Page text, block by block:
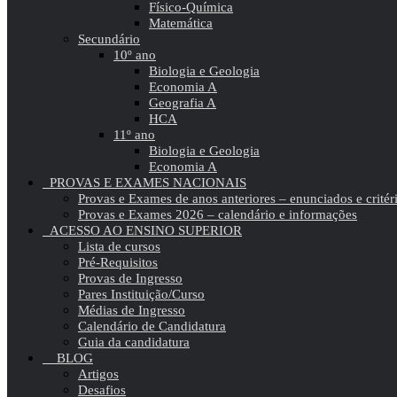
Físico-Química
Matemática
Secundário
10º ano
Biologia e Geologia
Economia A
Geografia A
HCA
11º ano
Biologia e Geologia
Economia A
PROVAS E EXAMES NACIONAIS
Provas e Exames de anos anteriores – enunciados e
Provas e Exames 2026 – calendário e informações
ACESSO AO ENSINO SUPERIOR
Lista de cursos
Pré-Requisitos
Provas de Ingresso
Pares Instituição/Curso
Médias de Ingresso
Calendário de Candidatura
Guia da candidatura
BLOG
Artigos
Desafios